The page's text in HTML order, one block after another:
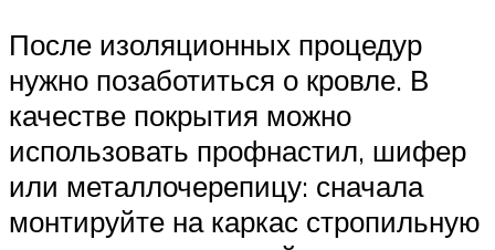
После изоляционных процедур
нужно позаботиться о кровле. В
качестве покрытия можно
использовать профнастил, шифер
или металлочерепицу: сначала
монтируйте на каркас стропильную